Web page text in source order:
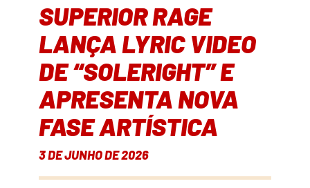
SUPERIOR RAGE
LANÇA LYRIC VIDEO
DE “SOLERIGHT” E
APRESENTA NOVA
FASE ARTÍSTICA
3 DE JUNHO DE 2026